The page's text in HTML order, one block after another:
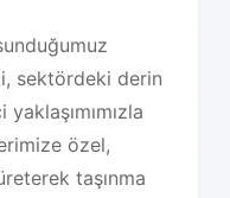
sektördeki derin
özel,
taşınma